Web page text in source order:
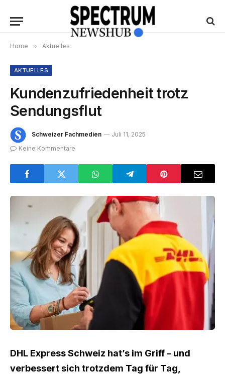
Home » Aktuelles
AKTUELLES
Kundenzufriedenheit trotz
Sendungsflut
Schweizer Fachmedien
Juli 11, 2025
Keine Kommentare
DHL Express Schweiz hat’s im Griff – und
verbessert sich trotzdem Tag für Tag,